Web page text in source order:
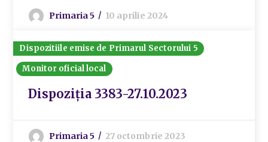
Primaria 5 10 aprilie 2024
Dispozitiile emise de Primarul Sectorului 5
Monitor oficial local
Dispoziția 3383-27.10.2023
Primaria 5 27 octombrie 2023